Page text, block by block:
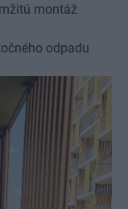
montáž
odpadu